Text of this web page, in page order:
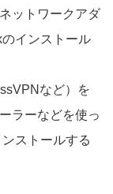
ットワークアダ
インストール
など）を
ラーなどを使っ
ストールする